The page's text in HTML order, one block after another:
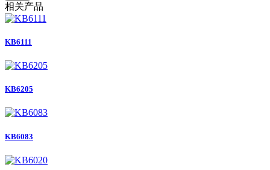
相关产品
KB6111
KB6205
KB6083